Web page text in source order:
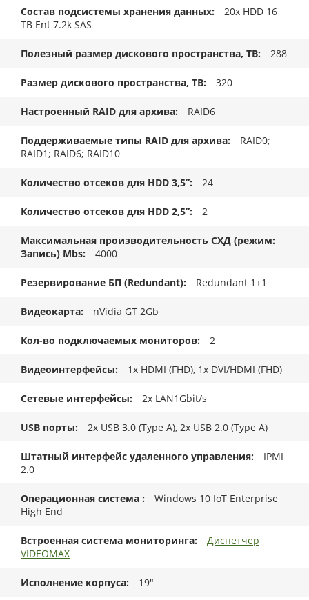
Состав подсистемы хранения данных
20x HDD 16
TB Ent 7.2k SAS
Полезный размер дискового пространства, TB 288
Размер дискового пространства, ТB 320
Настроенный RAID для архива RAID6
Поддерживаемые типы RAID для архива
RAID0;
RAID1; RAID6; RAID10
Количество отсеков для HDD 3,5” 24
Количество отсеков для HDD 2,5” 2
Максимальная производительность СХД (режим:
Запись) Mbs
4000
Резервирование БП (Redundant) Redundant 1+1
Видеокарта nVidia GT 2Gb
Кол-во подключаемых мониторов 2
Видеоинтерфейсы 1x HDMI (FHD), 1x DVI/HDMI (FHD)
Сетевые интерфейсы 2x LAN1Gbit/s
USB порты 2x USB 3.0 (Type A), 2x USB 2.0 (Type A)
Штатный интерфейс удаленного управления
IPMI
2.0
Операционная система
Windows 10 IoT Enterprise
High End
Встроенная система мониторинга
Диспетчер
VIDEOMAX
Исполнение корпуса 19"